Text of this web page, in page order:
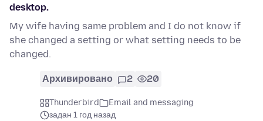
desktop.
My wife having same problem and I do not know if
she changed a setting or what setting needs to be
changed.
Архивировано 2 20
Thunderbird
Email and messaging
задан 1 год назад